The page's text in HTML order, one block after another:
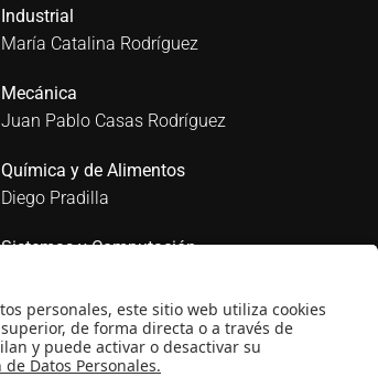
Industrial
María Catalina Rodríguez
Mecánica
Juan Pablo Casas Rodríguez
Química y de Alimentos
Diego Pradilla
Sistemas y Computación